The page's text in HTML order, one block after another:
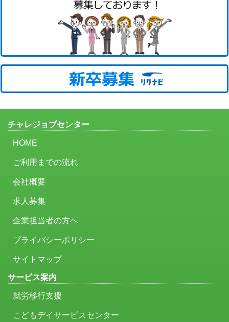
チャレジョブセンター
HOME
ご利用までの流れ
会社概要
求人募集
企業担当者の方へ
プライバシーポリシー
サイトマップ
サービス案内
就労移行支援
こどもデイサービスセンター